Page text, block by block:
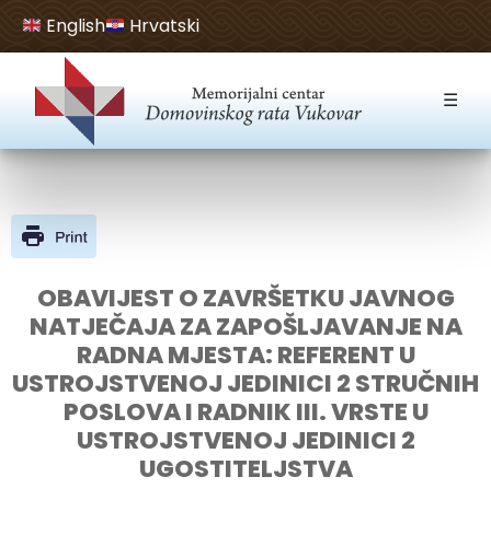
Open toolbar
English Hrvatski
☰
OBAVIJEST O ZAVRŠETKU JAVNOG
NATJEČAJA ZA ZAPOŠLJAVANJE NA
RADNA MJESTA: REFERENT U
USTROJSTVENOJ JEDINICI 2 STRUČNIH
POSLOVA I RADNIK III. VRSTE U
USTROJSTVENOJ JEDINICI 2
UGOSTITELJSTVA